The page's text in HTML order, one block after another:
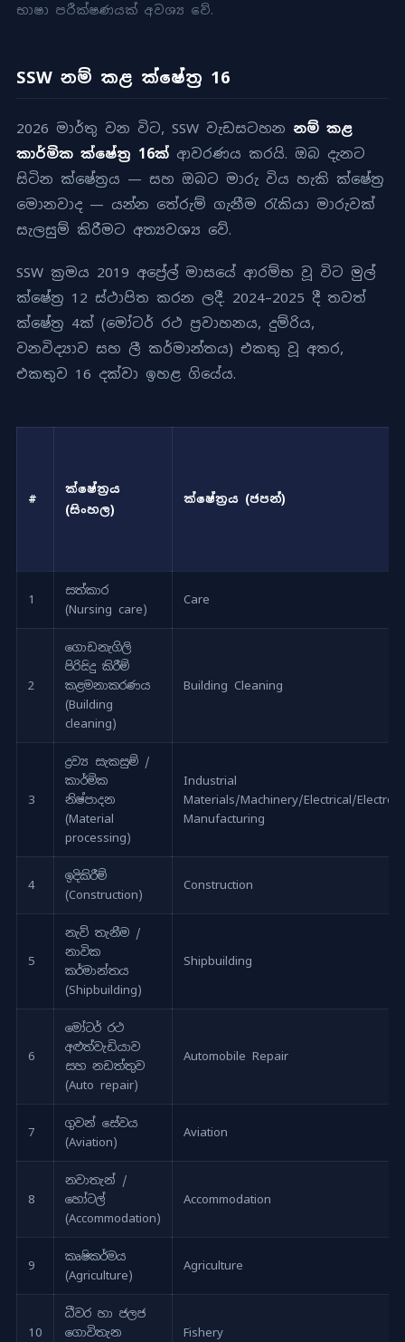
භාෂා පරීක්ෂණයක් අවශ්‍ය වේ.
SSW නම් කළ ක්ෂේත්‍ර 16
2026 මාර්තු වන විට, SSW වැඩසටහන නම් කළ
කාර්මික ක්ෂේත්‍ර 16ක් ආවරණය කරයි. ඔබ දැනට
සිටින ක්ෂේත්‍රය — සහ ඔබට මාරු විය හැකි ක්ෂේත්‍ර
මොනවාද — යන්න තේරුම් ගැනීම රැකියා මාරුවක්
සැලසුම් කිරීමට අත්‍යවශ්‍ය වේ.
SSW ක්‍රමය 2019 අප්‍රේල් මාසයේ ආරම්භ වූ විට මුල්
ක්ෂේත්‍ර 12 ස්ථාපිත කරන ලදී. 2024–2025 දී තවත්
ක්ෂේත්‍ර 4ක් (මෝටර් රථ ප්‍රවාහනය, දුම්රිය,
වනවිද්‍යාව සහ ලී කර්මාන්තය) එකතු වූ අතර,
එකතුව 16 දක්වා ඉහළ ගියේය.
#
ක්ෂේත්‍රය
(සිංහල)
ක්ෂේත්‍රය (ජපන්)
1
සත්කාර
(Nursing care)
Care
2
ගොඩනැගිලි
පිරිසිදු කිරීම්
කළමනාකරණය
(Building
cleaning)
Building Cleaning
3
ද්‍රව්‍ය සැකසුම් /
කාර්මික
නිෂ්පාදන
(Material
processing)
Industrial
Materials/Machinery/Electrical/
Manufacturing
4
ඉදිකිරීම්
(Construction)
Construction
5
නැව් තැනීම /
නාවික
කර්මාන්තය
(Shipbuilding)
Shipbuilding
6
මෝටර් රථ
අළුත්වැඩියාව
සහ නඩත්තුව
(Auto repair)
Automobile Repair
7
ගුවන් සේවය
(Aviation)
Aviation
8
නවාතැන් /
හෝටල්
(Accommodation)
Accommodation
9
කෘෂිකර්මය
(Agriculture)
Agriculture
10
ධීවර හා ජලජ
ගොවිතැන
Fishery